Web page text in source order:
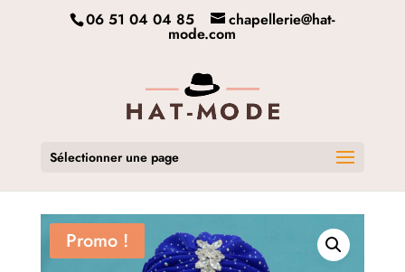
06 51 04 04 85 chapellerie@hat-
mode.com
Sélectionner une page
Promo !